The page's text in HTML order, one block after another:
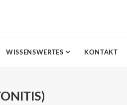
WISSENSWERTES KONTAKT